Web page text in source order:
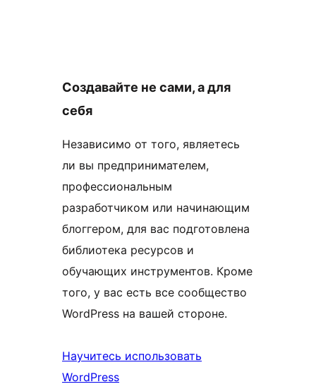
Создавайте не сами, а для
себя
Независимо от того, являетесь
ли вы предпринимателем,
профессиональным
разработчиком или начинающим
блоггером, для вас подготовлена ​​
библиотека ресурсов и
обучающих инструментов. Кроме
того, у вас есть все сообщество
WordPress на вашей стороне.
Научитеcь использовать
WordPress